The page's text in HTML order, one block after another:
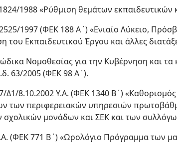
1988 «Ρύθμιση θεμάτων εκπαιδευτικών
1997 (ΦΕΚ 188 Α΄) «Ενιαίο Λύκειο,
του Εκπαιδευτικού Έργου και άλλες
Νομοθεσίας για την Κυβέρνηση και
63/2005 (ΦΕΚ 98 Α΄).
Δ1/8.10.2002 Υ.Α. (ΦΕΚ 1340 Β΄)
των περιφερειακών υπηρεσιών
μονάδων και ΣΕΚ και των
(ΦΕΚ 771 Β΄) «Ωρολόγιο Πρόγραμμα των